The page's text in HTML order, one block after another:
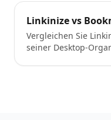
Linkinize vs
Vergleichen Sie
seiner Desktop-